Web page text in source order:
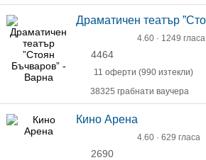
4.60 · 1249 гласа
4464
11 оферти (990 изтекли)
38325 грабнати ваучера
Кино Арена
4.60 · 629 гласа
2690